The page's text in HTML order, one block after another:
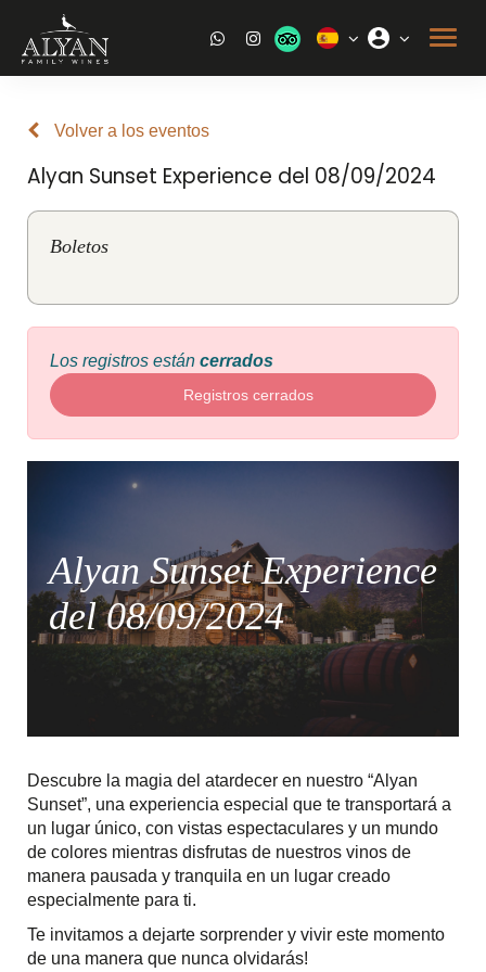
Volver a los eventos
Alyan Sunset Experience del 08/09/2024
Boletos
Los registros están cerrados
Registros cerrados
Alyan Sunset Experience
del 08/09/2024
Descubre la magia del atardecer en nuestro “Alyan
Sunset”, una experiencia especial que te transportará a
un lugar único, con vistas espectaculares y un mundo
de colores mientras disfrutas de nuestros vinos de
manera pausada y tranquila en un lugar creado
especialmente para ti.
Te invitamos a dejarte sorprender y vivir este momento
de una manera que nunca olvidarás!